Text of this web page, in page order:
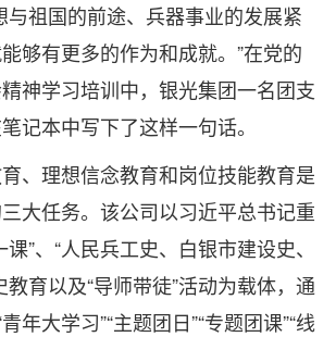
祖国的前途、兵器事业的发展紧
够有更多的作为和成就。”在党的
神学习培训中，银光集团一名团支
记本中写下了这样一句话。
理想信念教育和岗位技能教育是
大任务。该公司以习近平总书记重
”、“人民兵工史、白银市建设史、
教育以及“导师带徒”活动为载体，通
年大学习”“主题团日”“专题团课”“线